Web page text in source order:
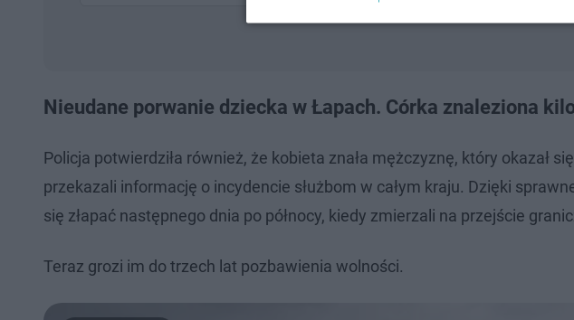
Nieudane porwanie dziecka w Łapach. Córka znaleziona
Policja potwierdziła również, że kobieta znała mężczyznę, który okazał
przekazali informację o incydencie służbom w całym kraju. Dzięki
się złapać następnego dnia po północy, kiedy zmierzali na przejście
Teraz grozi im do trzech lat pozbawienia wolności.